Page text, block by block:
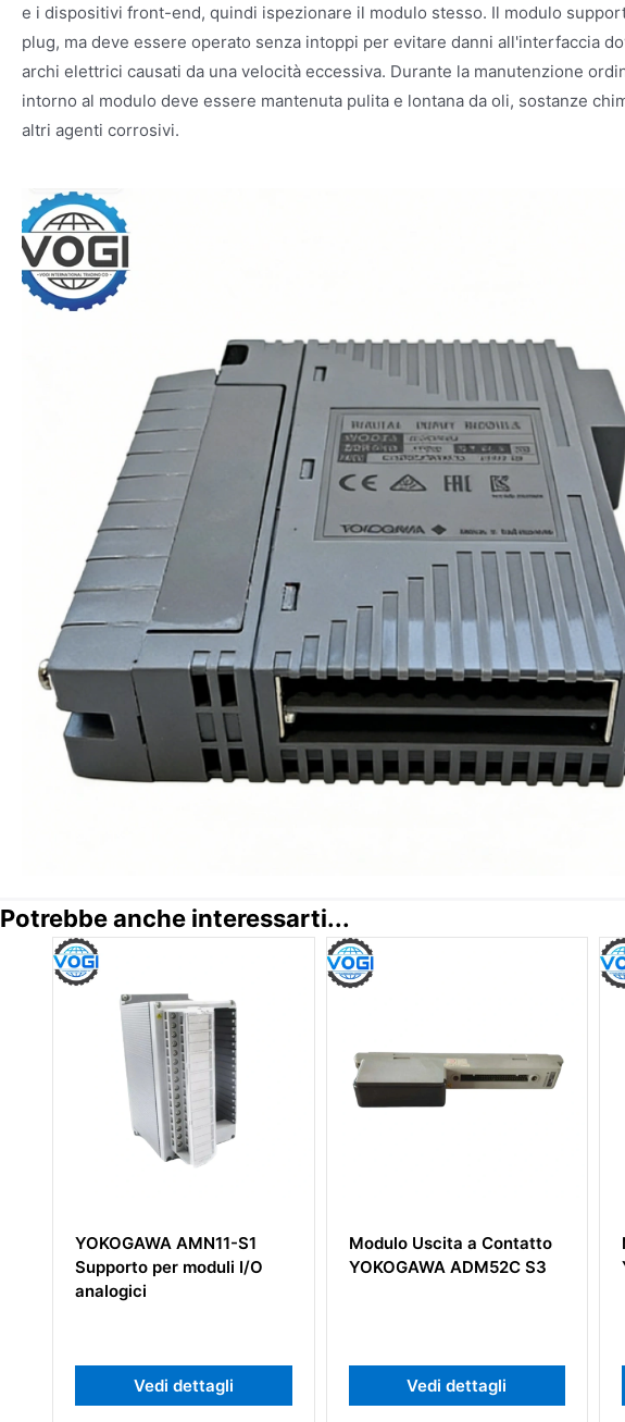
e i dispositivi front-end, quindi ispezionare il modulo stesso. Il modulo
plug, ma deve essere operato senza intoppi per evitare danni all'interfaccia
archi elettrici causati da una velocità eccessiva. Durante la manutenzione
intorno al modulo deve essere mantenuta pulita e lontana da oli, sostanze
altri agenti corrosivi.
Potrebbe anche interessarti...
Modulo Uscita a Contatto
YOKOGAWA ADM52C S3
Vedi dettagli
Modulo di uscita analogica
YOKOGAWA AAI543-S50
Vedi dettagli